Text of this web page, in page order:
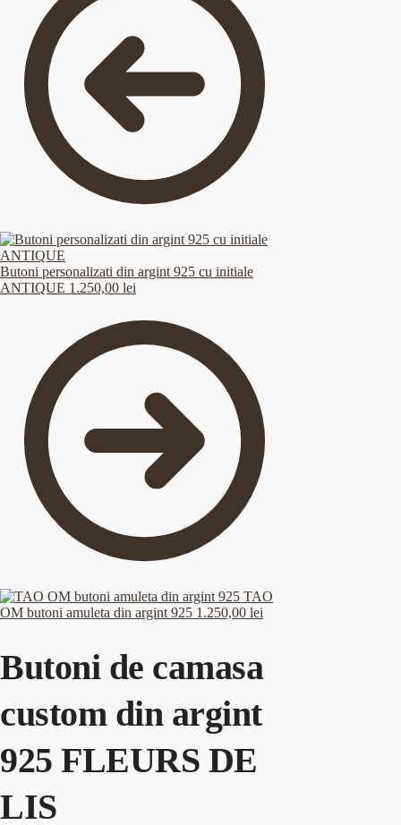
Butoni personalizati din argint 925 cu initiale
ANTIQUE 1.250,00 lei
TAO
OM butoni amuleta din argint 925 1.250,00 lei
Butoni de camasa
custom din argint
925 FLEURS DE
LIS